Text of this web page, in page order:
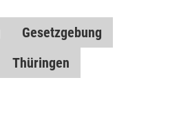
Gesetzgebung
Thüringen